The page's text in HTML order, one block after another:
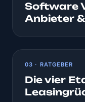
Software
Anbieter
03 · RATGEBER
Die vier